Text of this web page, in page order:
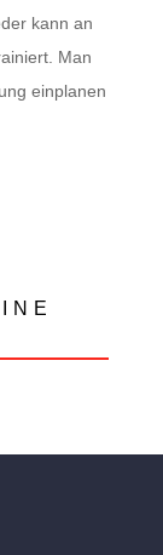
kann an
Man
einplanen